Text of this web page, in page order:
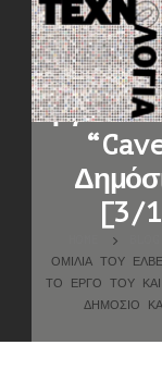
Ομιλία
έργο
[3/
ΟΜΙΛΊΑ ΤΟΥ
ΤΟ ΈΡΓΟ ΤΟΥ ΚΑΙ
ΔΗΜΌΣΙΟ